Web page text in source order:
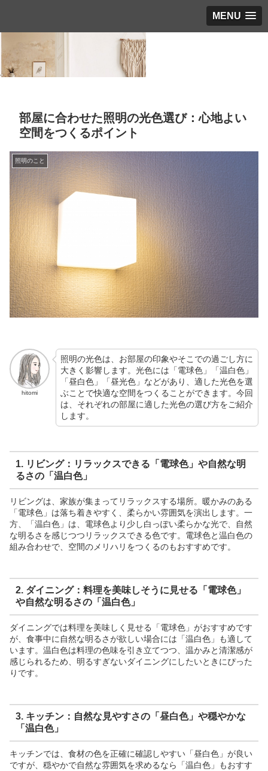
MENU
部屋に合わせた照明の光色選び：心地よい
空間をつくるポイント
照明のこと
hitomi
照明の光色は、お部屋の印象やそこでの過ごし方に
大きく影響します。光色には「電球色」「温白色」
「昼白色」「昼光色」などがあり、適した光色を選
ぶことで快適な空間をつくることができます。今回
は、それぞれの部屋に適した光色の選び方をご紹介
します。
1. リビング：リラックスできる「電球色」や自然な明
るさの「温白色」
リビングは、家族が集まってリラックスする場所。暖かみのある
「電球色」は落ち着きやすく、柔らかい雰囲気を演出します。一
方、「温白色」は、電球色より少し白っぽい柔らかな光で、自然
な明るさを感じつつリラックスできる色です。電球色と温白色の
組み合わせで、空間のメリハリをつくるのもおすすめです。
2. ダイニング：料理を美味しそうに見せる「電球色」
や自然な明るさの「温白色」
ダイニングでは料理を美味しく見せる「電球色」がおすすめです
が、食事中に自然な明るさが欲しい場合には「温白色」も適して
います。温白色は料理の色味を引き立てつつ、温かみと清潔感が
感じられるため、明るすぎないダイニングにしたいときにぴった
りです。
3. キッチン：自然な見やすさの「昼白色」や穏やかな
「温白色」
キッチンでは、食材の色を正確に確認しやすい「昼白色」が良い
ですが、穏やかで自然な雰囲気を求めるなら「温白色」もおすす